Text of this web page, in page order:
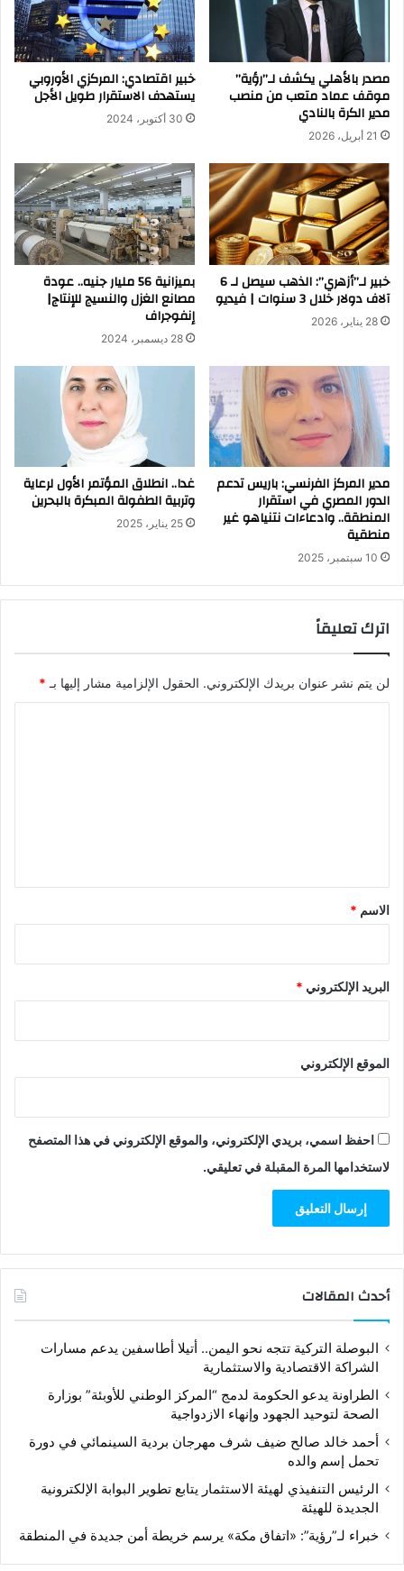
العقارات
العربية
مصدر بالأهلي يكشف لـ”رؤية”
موقف عماد متعب من منصب
مدير الكرة بالنادي
21 أبريل، 2026
خبير اقتصادي: المركزي الأوروبي
يستهدف الاستقرار طويل الأجل
30 أكتوبر، 2024
خبير لـ”أزهري”: الذهب سيصل لـ 6
آلاف دولار خلال 3 سنوات | فيديو
28 يناير، 2026
بميزانية 56 مليار جنيه.. عودة
مصانع الغزل والنسيج للإنتاج|
إنفوجراف
28 ديسمبر، 2024
مدير المركز الفرنسي: باريس تدعم
الدور المصري في استقرار
المنطقة.. وادعاءات نتنياهو غير
منطقية
10 سبتمبر، 2025
غدا.. انطلاق المؤتمر الأول لرعاية
وتربية الطفولة المبكرة بالبحرين
25 يناير، 2025
اترك تعليقاً
لن يتم نشر عنوان بريدك الإلكتروني. الحقول الإلزامية مشار إليها بـ *
*
الاسم *
البريد الإلكتروني *
الموقع الإلكتروني
احفظ اسمي، بريدي الإلكتروني، والموقع الإلكتروني في هذا المتصفح
لاستخدامها المرة المقبلة في تعليقي.
أحدث المقالات
البوصلة التركية تتجه نحو اليمن.. أتيلا أطاسفين يدعم مسارات
الشراكة الاقتصادية والاستثمارية
الطراونة يدعو الحكومة لدمج “المركز الوطني للأوبئة” بوزارة
الصحة لتوحيد الجهود وإنهاء الازدواجية
أحمد خالد صالح ضيف شرف مهرجان بردية السينمائي في دورة
تحمل إسم والده
الرئيس التنفيذي لهيئة الاستثمار يتابع تطوير البوابة الإلكترونية
الجديدة للهيئة
خبراء لـ”رؤية”: «اتفاق مكة» يرسم خريطة أمن جديدة في المنطقة